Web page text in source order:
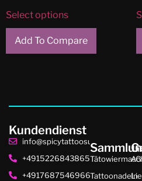
Select options
Add To Compare
Kundendienst
info@spicytattoosupplies.de
+4915226843865
+4917687546966Tattoonadeln